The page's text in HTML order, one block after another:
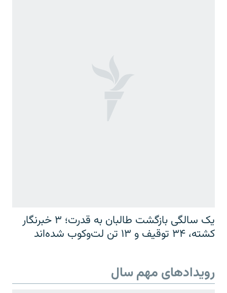
یک سالگی بازگشت طالبان به قدرت؛ ۳ خبرنگار
کشته، ۳۴ توقیف و ۱۳ تن لت‌وکوب شده‌اند
رویدادهای مهم سال